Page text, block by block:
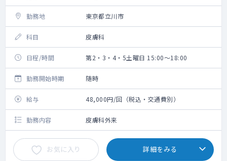
勤務地 東京都立川市
科目 皮膚科
日程/時間 第2・3・4・5土曜日 15:00～18:00
勤務開始時期 随時
給与 48,000円/回（税込・交通費別）
勤務内容 皮膚科外来
お気に入り 詳細をみる